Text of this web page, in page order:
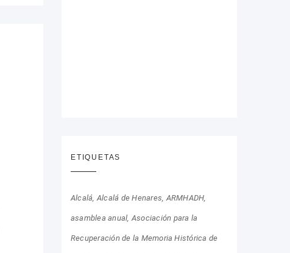
ETIQUETAS
Alcalá Alcalá de Henares ARMHADH
asamblea anual Asociación para la
Recuperación de la Memoria Histórica de